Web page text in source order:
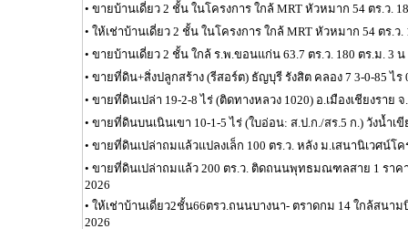
• ขายบ้านเดี่ยว 2 ชั้น ในโครงการ ใกล้ MRT หัวหมาก 54 ตร.ว.
• ให้เช่าบ้านเดี่ยว 2 ชั้น ในโครงการ ใกล้ MRT หัวหมาก 54 ตร.ว.
• ขายบ้านเดี่ยว 2 ชั้น ใกล้ ร.พ.ขอนแก่น 63.7 ตร.ว. 180 ตร.ม. 3 น
• ขายที่ดิน+สิ่งปลูกสร้าง (รีสอร์ต) ธัญบุรี รังสิต คลอง 7 3-0-85 ไร
• ขายที่ดินเปล่า 19-2-8 ไร่ (ติดทางหลวง 1020) อ.เมืองเชียงราย จ
• ขายที่ดินบนเนินเขา 10-1-5 ไร่ (ใบอ่อน: ส.ป.ก./สร.5 ก.) วังน้ำเขี
• ขายที่ดินเปล่าถมแล้วแปลงเล็ก 100 ตร.ว. หลัง ม.เสนานิเวศน์โค
• ขายที่ดินเปล่าถมแล้ว 200 ตร.ว. ติดถนนพุทธมณฑลสาย 1 ราคา
2026
• ให้เช่าบ้านเดี่ยว2ชั้น66ตรว.ถนนบางนา- ตราดกม 14 ใกล้สนา
2026